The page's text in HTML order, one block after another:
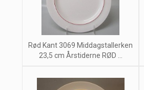
Rød Kant 3069 Middagstallerken
23,5 cm Årstiderne RØD ...